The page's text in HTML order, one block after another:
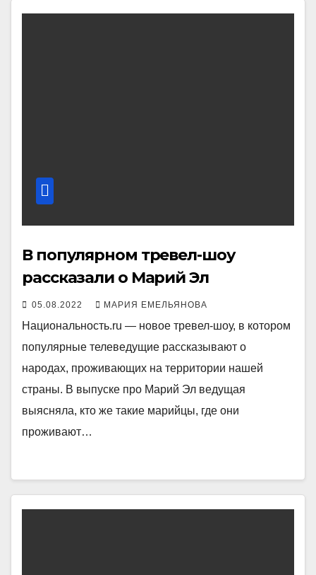
В популярном тревел-шоу
рассказали о Марий Эл
05.08.2022 МАРИЯ ЕМЕЛЬЯНОВА
Национальность.ru — новое тревел-шоу, в котором
популярные телеведущие рассказывают о
народах, проживающих на территории нашей
страны. В выпуске про Марий Эл ведущая
выясняла, кто же такие марийцы, где они
проживают…